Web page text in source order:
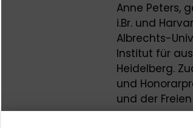
Anne Peters,
i.Br. und
Albrechts-
Institut für
Heidelberg.
und
und der
an der Law